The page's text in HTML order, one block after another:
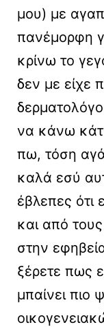
μου) με
πανέμορφη
κρίνω το
δεν με είχε
να κάνω
πω, τόση
καλά εσύ
έβλεπες ότι
και από
στην
ξέρετε πως
μπαίνει πιο